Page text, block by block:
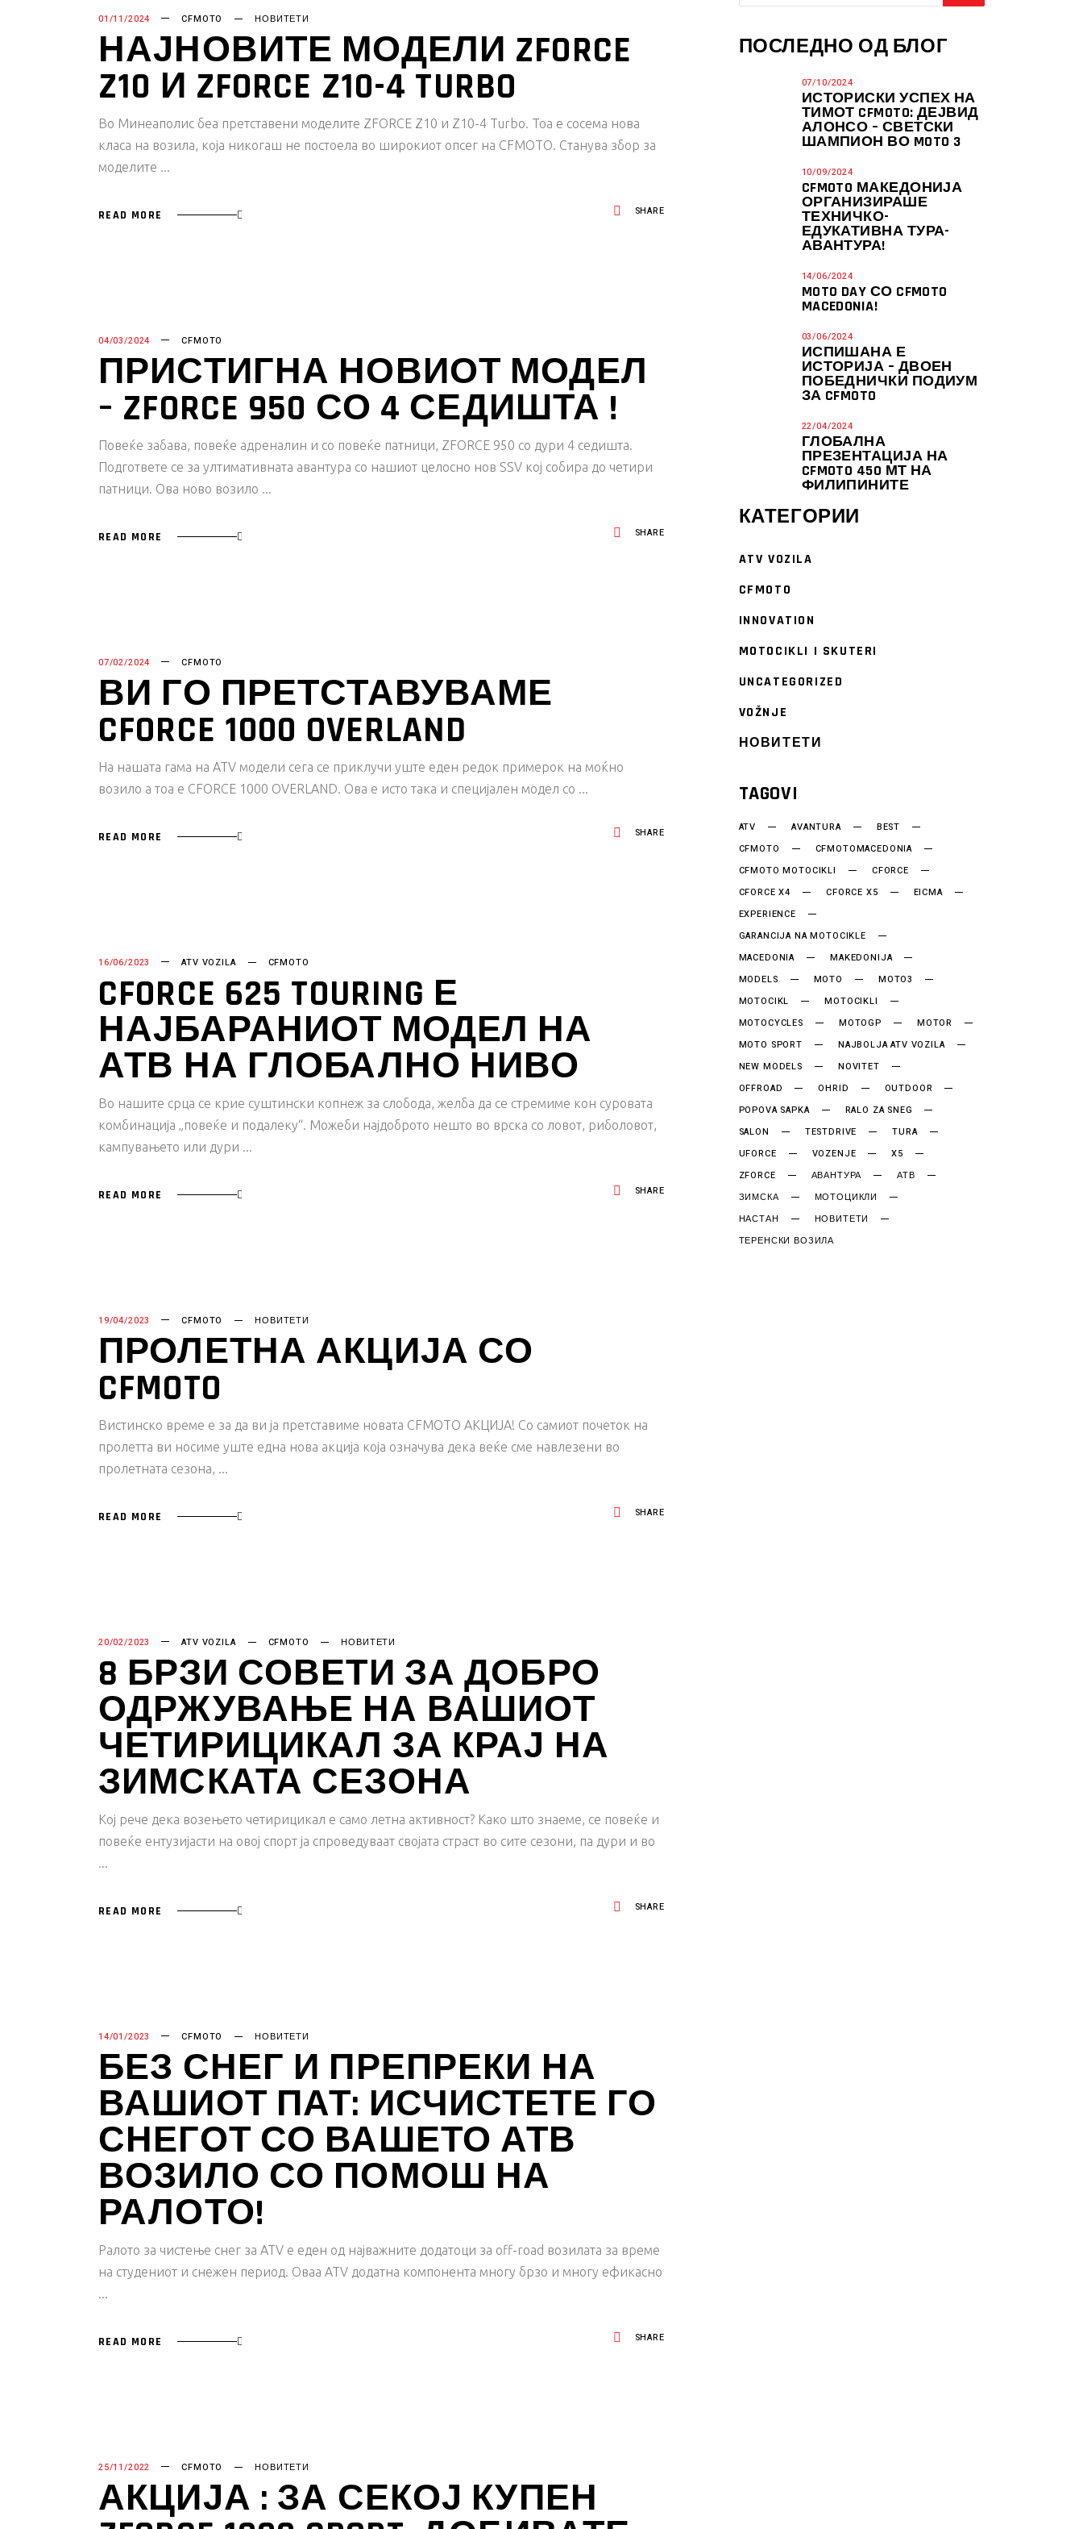
01/11/2024 CFMOTO НОВИТЕТИ
НАЈНОВИТЕ МОДЕЛИ ZFORCE
Z10 И ZFORCE Z10-4 TURBO
Во Минеаполис беа претставени моделите ZFORCE Z10 и Z10-4 Turbo. Тоа е сосема нова
класа на возила, која никогаш не постоела во широкиот опсег на CFMOTO. Станува збор за
моделите
READ MORE SHARE
04/03/2024 CFMOTO
ПРИСТИГНА НОВИОТ МОДЕЛ
– ZFORCE 950 СО 4 СЕДИШТА !
Повеќе забава, повеќе адреналин и со повеќе патници, ZFORCE 950 со дури 4 седишта.
Подгответе се за ултимативната авантура со нашиот целосно нов SSV кој собира до четири
патници. Ова ново возило
READ MORE SHARE
07/02/2024 CFMOTO
ВИ ГО ПРЕТСТАВУВАМЕ
CFORCE 1000 OVERLAND
На нашата гама на ATV модели сега се приклучи уште еден редок примерок на моќно
возило а тоа е CFORCE 1000 OVERLAND. Ова е исто така и специјален модел со
READ MORE SHARE
16/06/2023 ATV VOZILA CFMOTO
CFORCE 625 TOURING Е
НАЈБАРАНИОТ МОДЕЛ НА
АТВ НА ГЛОБАЛНО НИВО
Во нашите срца се крие суштински копнеж за слобода, желба да се стремиме кон суровата
комбинација „повеќе и подалеку“. Можеби најдоброто нешто во врска со ловот, риболовот,
кампувањето или дури
READ MORE SHARE
19/04/2023 CFMOTO НОВИТЕТИ
ПРОЛЕТНА АКЦИЈА СО
CFMOTO
Вистинско време е за да ви ја претставиме новата CFMOTO АКЦИЈА! Со самиот почеток на
пролетта ви носиме уште една нова акција која означува дека веќе сме навлезени во
пролетната сезона,
READ MORE SHARE
20/02/2023 ATV VOZILA CFMOTO НОВИТЕТИ
8 БРЗИ СОВЕТИ ЗА ДОБРО
ОДРЖУВАЊЕ НА ВАШИОТ
ЧЕТИРИЦИКАЛ ЗА КРАЈ НА
ЗИМСКАТА СЕЗОНА
Кој рече дека возењето четирицикал е само летна активност? Како што знаеме, се повеќе и
повеќе ентузијасти на овој спорт ја спроведуваат својата страст во сите сезони, па дури и во
READ MORE SHARE
14/01/2023 CFMOTO НОВИТЕТИ
БЕЗ СНЕГ И ПРЕПРЕКИ НА
ВАШИОТ ПАТ: ИСЧИСТЕТЕ ГО
СНЕГОТ СО ВАШЕТО АТВ
ВОЗИЛО СО ПОМОШ НА
РАЛОТО!
Ралото за чистење снег за ATV е еден од најважните додатоци за off-road возилата за време
на студениот и снежен период. Оваа ATV додатна компонента многу брзо и многу ефикасно
READ MORE SHARE
25/11/2022 CFMOTO НОВИТЕТИ
АКЦИЈА : ЗА СЕКОЈ КУПЕН
ПОСЛЕДНО ОД БЛОГ
07/10/2024
ИСТОРИСКИ УСПЕХ НА
ТИМОТ CFMOTO: ДЕЈВИД
АЛОНСО – СВЕТСКИ
ШАМПИОН ВО MOTO 3
10/09/2024
CFMOTO МАКЕДОНИЈА
ОРГАНИЗИРАШЕ
ТЕХНИЧКО-
ЕДУКАТИВНА ТУРА-
АВАНТУРА!
14/06/2024
MOTO DAY СО CFMOTO
MACEDONIA!
03/06/2024
ИСПИШАНА Е
ИСТОРИЈА – ДВОЕН
ПОБЕДНИЧКИ ПОДИУМ
ЗА CFMOTO
22/04/2024
ГЛОБАЛНА
ПРЕЗЕНТАЦИЈА НА
CFMOTO 450 МТ НА
ФИЛИПИНИТЕ
КАТЕГОРИИ
ATV VOZILA
CFMOTO
INNOVATION
MOTOCIKLI I SKUTERI
UNCATEGORIZED
VOŽNJE
НОВИТЕТИ
TAGOVI
ATV AVANTURA
BEST
CFMOTO
CFMOTOMACEDONIA
CFMOTO MOTOCIKLI
CFORCE
CFORCE X4
CFORCE X5
EICMA
EXPERIENCE
GARANCIJA NA MOTOCIKLE
MACEDONIA
MAKEDONIJA
MODELS
MOTO
MOTO3
MOTOCIKL
MOTOCIKLI
MOTOCYCLES
MOTOGP
MOTOR
MOTO SPORT
NAJBOLJA ATV VOZILA
NEW MODELS
NOVITET
OFFROAD
OHRID
OUTDOOR
POPOVA SAPKA
RALO ZA SNEG
SALON
TESTDRIVE
TURA
UFORCE
VOZENJE
X5
ZFORCE
АВАНТУРА
АТВ
ЗИМСКА
МОТОЦИКЛИ
НАСТАН
НОВИТЕТИ
ТЕРЕНСКИ ВОЗИЛА